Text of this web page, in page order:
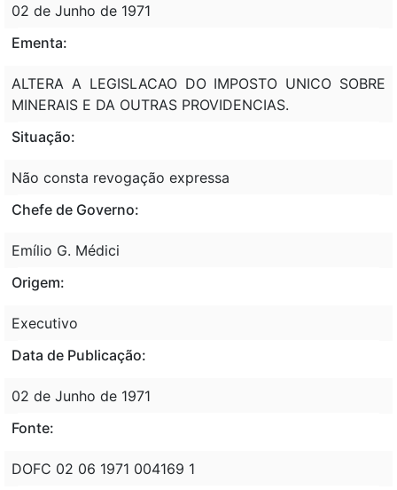
02 de Junho de 1971
Ementa:
ALTERA A LEGISLACAO DO IMPOSTO UNICO SOBRE
MINERAIS E DA OUTRAS PROVIDENCIAS.
Situação:
Não consta revogação expressa
Chefe de Governo:
Emílio G. Médici
Origem:
Executivo
Data de Publicação:
02 de Junho de 1971
Fonte:
DOFC 02 06 1971 004169 1